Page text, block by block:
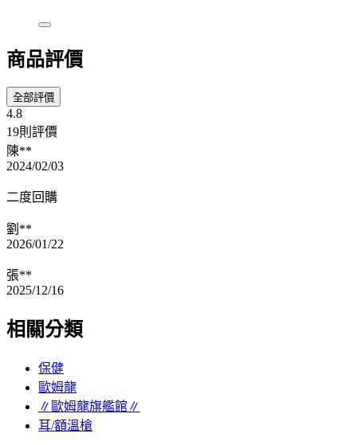
商品評價
全部評價
4.8
19則評價
陳**
2024/02/03
二度回購
劉**
2026/01/22
張**
2025/12/16
相關分類
保健
歐姆龍
∥歐姆龍旗艦館∥
耳/額溫槍